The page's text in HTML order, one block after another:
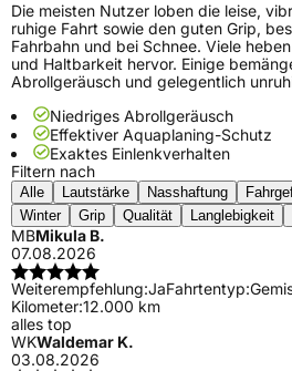
Die meisten Nutzer loben die leise,
ruhige Fahrt sowie den guten Grip,
Fahrbahn und bei Schnee. Viele
und Haltbarkeit hervor. Einige
Abrollgeräusch und gelegentlich
Niedriges Abrollgeräusch
Effektiver Aquaplaning-Schutz
Exaktes Einlenkverhalten
Filtern nach
Alle Lautstärke Nasshaftung
Winter
Grip Qualität Langlebigkeit
MBMikula B.
07.08.2026
Weiterempfehlung:JaFahrtentyp:
Kilometer:12.000 km
alles top
WKWaldemar K.
03.08.2026